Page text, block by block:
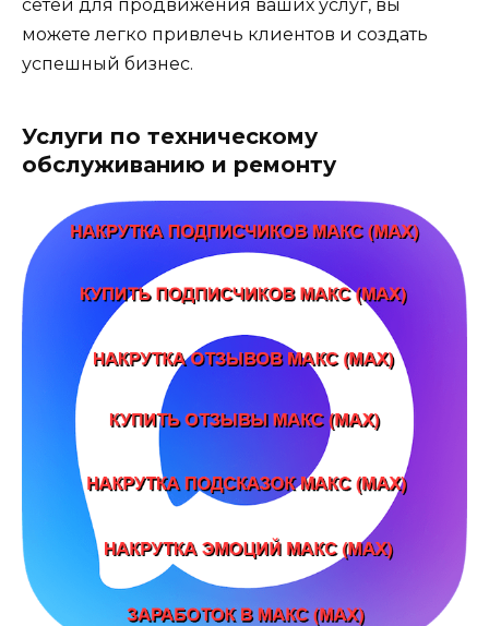
сетей для продвижения ваших услуг, вы
можете легко привлечь клиентов и создать
успешный бизнес.
Услуги по техническому
обслуживанию и ремонту